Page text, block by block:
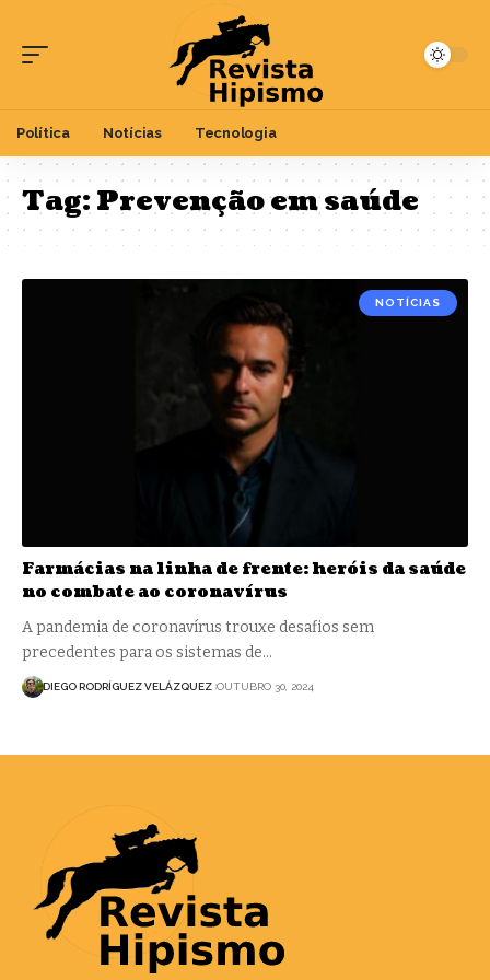
Política Notícias Tecnologia
Tag:Prevenção em saúde
NOTÍCIAS
Farmácias na linha de frente: heróis da saúde
no combate ao coronavírus
A pandemia de coronavírus trouxe desafios sem
precedentes para os sistemas de…
DIEGO RODRÍGUEZ VELÁZQUEZ OUTUBRO 30, 2024